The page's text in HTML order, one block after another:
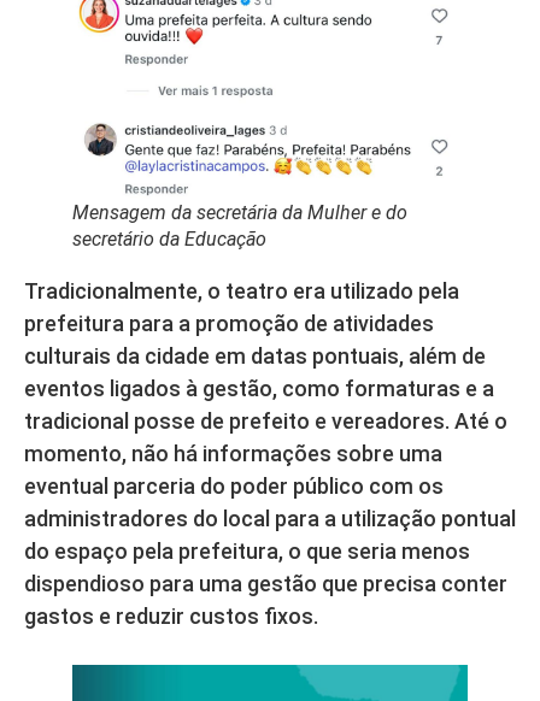
Mensagem da secretária da Mulher e do
secretário da Educação
Tradicionalmente, o teatro era utilizado pela
prefeitura para a promoção de atividades
culturais da cidade em datas pontuais, além de
eventos ligados à gestão, como formaturas e a
tradicional posse de prefeito e vereadores. Até o
momento, não há informações sobre uma
eventual parceria do poder público com os
administradores do local para a utilização pontual
do espaço pela prefeitura, o que seria menos
dispendioso para uma gestão que precisa conter
gastos e reduzir custos fixos.